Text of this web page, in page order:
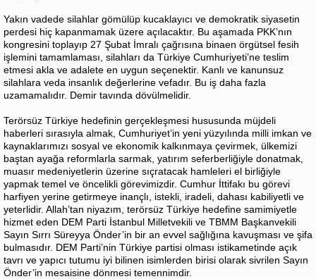
Yakın vadede silahlar gömülüp kucaklayıcı ve demokratik siyasetin
perdesi hiç kapanmamak üzere açılacaktır. Bu aşamada PKK’nın
kongresini toplayıp 27 Şubat İmralı çağrısına binaen örgütsel fesih
işlemini tamamlaması, silahları da Türkiye Cumhuriyeti’ne teslim
etmesi akla ve adalete en uygun seçenektir. Kanlı ve kanunsuz
silahlara veda insanlık değerlerine vefadır. Bu iş daha fazla
uzamamalıdır. Demir tavında dövülmelidir.
Terörsüz Türkiye hedefinin gerçekleşmesi hususunda müjdeli
haberleri sırasıyla almak, Cumhuriyet’in yeni yüzyılında milli imkan ve
kaynaklarımızı sosyal ve ekonomik kalkınmaya çevirmek, ülkemizi
baştan ayağa reformlarla sarmak, yatırım seferberliğiyle donatmak,
muasır medeniyetlerin üzerine sıçratacak hamleleri el birliğiyle
yapmak temel ve öncelikli görevimizdir. Cumhur İttifakı bu görevi
harfiyen yerine getirmeye inançlı, istekli, iradeli, dahası kabiliyetli ve
yeterlidir. Allah’tan niyazım, terörsüz Türkiye hedefine samimiyetle
hizmet eden DEM Parti İstanbul Milletvekili ve TBMM Başkanvekili
Sayın Sırrı Süreyya Önder’in bir an evvel sağlığına kavuşması ve şifa
bulmasıdır. DEM Parti’nin Türkiye partisi olması istikametinde açık
tavrı ve yapıcı tutumu iyi bilinen isimlerden birisi olarak sivrilen Sayın
Önder’in mesaisine dönmesi temennimdir.